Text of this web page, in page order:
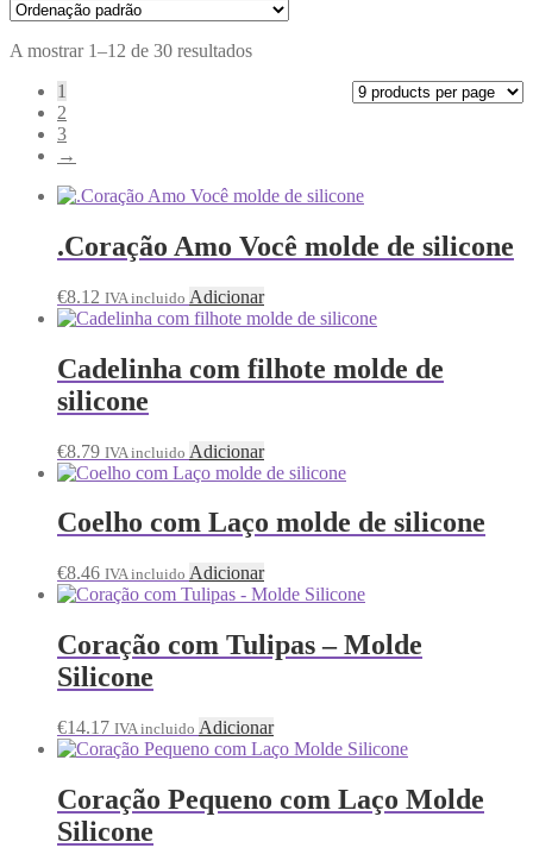
A mostrar 1–12 de 30 resultados
1
2
3
→
.Coração Amo Você molde de silicone
€8.12 IVA incluido Adicionar
Cadelinha com filhote molde de
silicone
€8.79 IVA incluido Adicionar
Coelho com Laço molde de silicone
€8.46 IVA incluido Adicionar
Coração com Tulipas – Molde
Silicone
€14.17 IVA incluido Adicionar
Coração Pequeno com Laço Molde
Silicone